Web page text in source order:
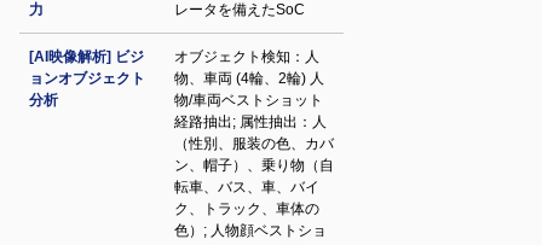
力
レータを備えたSoC
[AI映像解析] ビジ
ョンオブジェクト
分析
オブジェクト検知：人
物、車両 (4輪、2輪) 人
物/車両ベストショット
経路抽出; 属性抽出：人
（性別、服装の色、カバ
ン、帽子）、乗り物（自
転車、バス、車、バイ
ク、トラック、車体の
色）; 人物顔ベストショ